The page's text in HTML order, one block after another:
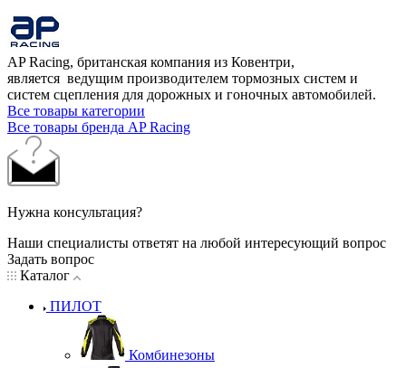
AP Racing, британская компания из Ковентри,
является ведущим производителем тормозных систем и
систем сцепления для дорожных и гоночных автомобилей.
Все товары категории
Все товары бренда AP Racing
Нужна консультация?
Наши специалисты ответят на любой интересующий вопрос
Задать вопрос
Каталог
ПИЛОТ
Комбинезоны